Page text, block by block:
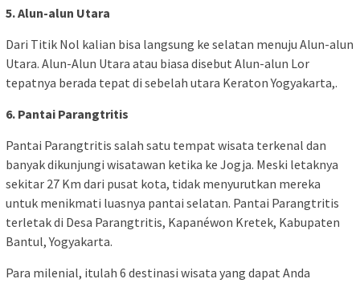
5. Alun-alun Utara
Dari Titik Nol kalian bisa langsung ke selatan menuju Alun-alun
Utara. Alun-Alun Utara atau biasa disebut Alun-alun Lor
tepatnya berada tepat di sebelah utara Keraton Yogyakarta,.
6. Pantai Parangtritis
Pantai Parangtritis salah satu tempat wisata terkenal dan
banyak dikunjungi wisatawan ketika ke Jogja. Meski letaknya
sekitar 27 Km dari pusat kota, tidak menyurutkan mereka
untuk menikmati luasnya pantai selatan. Pantai Parangtritis
terletak di Desa Parangtritis, Kapanéwon Kretek, Kabupaten
Bantul, Yogyakarta.
Para milenial, itulah 6 destinasi wisata yang dapat Anda